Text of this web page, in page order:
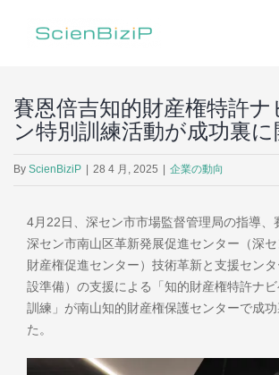
賽恩倍吉知的財産権特許ナ
ン特別訓練活動が成功裏に
By ScienBiziP 28 4 月, 2025 企業の動向
4月22日、深セン市市場監督管理局の指導、
深セン市南山区革新発展促進センター（深
財産権促進センター）技術革新と支援セン
設準備）の支援による「知的財産権特許ナ
訓練」が南山知的財産権保護センターで成
た。